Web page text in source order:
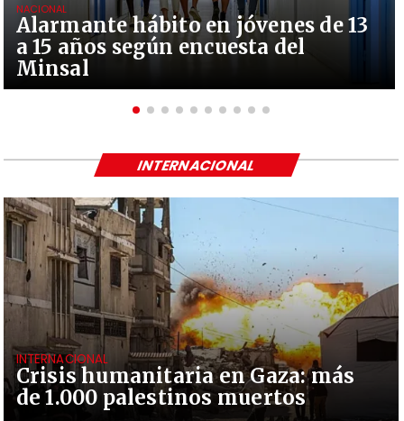
Alarmante hábito en jóvenes de 13
a 15 años según encuesta del
Minsal
NACIONAL
Crisis humanitaria en Gaza: más
de 1.000 palestinos muertos
INTERNACIONAL
INTERNACIONAL